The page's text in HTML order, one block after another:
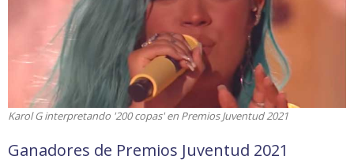
Karol G interpretando '200 copas' en Premios Juventud 2021
Ganadores de Premios Juventud 2021